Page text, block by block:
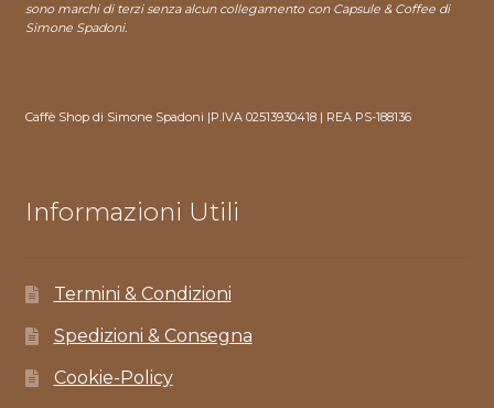
sono marchi di terzi senza alcun collegamento con Capsule & Coffee di
Simone Spadoni.
Caffè Shop di Simone Spadoni |P.IVA 02513930418 | REA PS-188136
Informazioni Utili
Termini & Condizioni
Spedizioni & Consegna
Cookie-Policy